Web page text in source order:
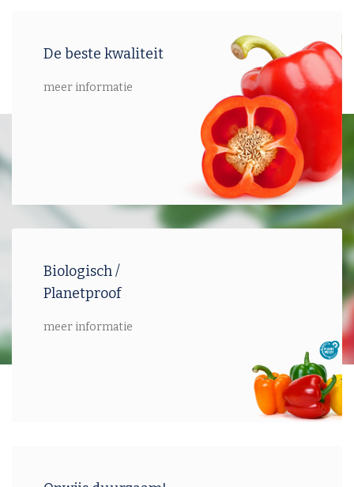
De beste kwaliteit
meer informatie
Biologisch /
Planetproof
meer informatie